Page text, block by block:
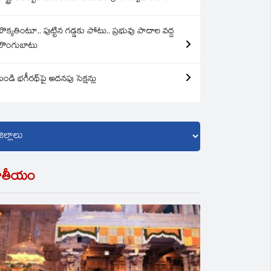
పుట్టిన గడ్డకు పోటు.. ప్రభువు పాదాల వద్ద
భగీరథ్‌పై అదనపు సెక్షన్లు